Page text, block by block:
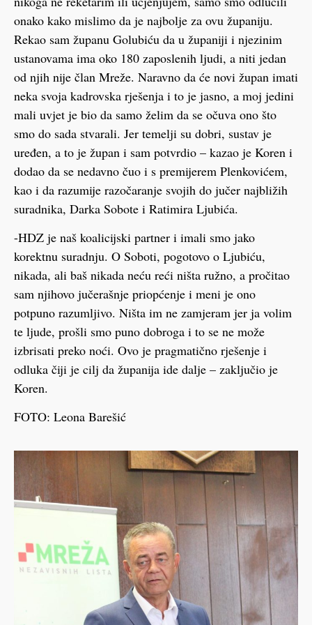
onako kako mislimo da je najbolje za ovu županiju.
Rekao sam županu Golubiću da u županiji i njezinim
ustanovama ima oko 180 zaposlenih ljudi, a niti jedan
od njih nije član Mreže. Naravno da će novi župan imati
neka svoja kadrovska rješenja i to je jasno, a moj jedini
mali uvjet je bio da samo želim da se očuva ono što
smo do sada stvarali. Jer temelji su dobri, sustav je
uređen, a to je župan i sam potvrdio – kazao je Koren i
dodao da se nedavno čuo i s premijerem Plenkovićem,
kao i da razumije razočaranje svojih do jučer najbližih
suradnika, Darka Sobote i Ratimira Ljubića.
-HDZ je naš koalicijski partner i imali smo jako
korektnu suradnju. O Soboti, pogotovo o Ljubiću,
nikada, ali baš nikada neću reći ništa ružno, a pročitao
sam njihovo jučerašnje priopćenje i meni je ono
potpuno razumljivo. Ništa im ne zamjeram jer ja volim
te ljude, prošli smo puno dobroga i to se ne može
izbrisati preko noći. Ovo je pragmatično rješenje i
odluka čiji je cilj da županija ide dalje – zaključio je
Koren.
FOTO: Leona Barešić